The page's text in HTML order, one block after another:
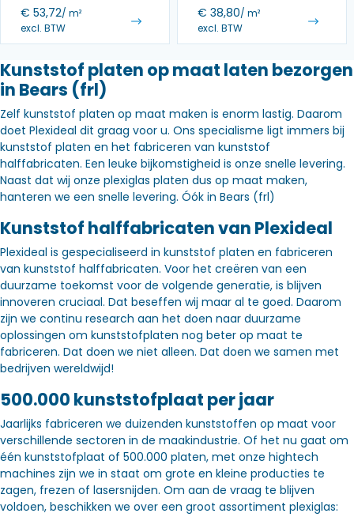
€ 53,72/ m²
excl. BTW
€ 38,80/ m²
excl. BTW
Kunststof platen op maat laten bezorgen
in Bears (frl)
Zelf kunststof platen op maat maken is enorm lastig. Daarom
doet Plexideal dit graag voor u. Ons specialisme ligt immers bij
kunststof platen en het fabriceren van kunststof
halffabricaten. Een leuke bijkomstigheid is onze snelle levering.
Naast dat wij onze plexiglas platen dus op maat maken,
hanteren we een snelle levering. Óók in Bears (frl)
Kunststof halffabricaten van Plexideal
Plexideal is gespecialiseerd in kunststof platen en fabriceren
van kunststof halffabricaten. Voor het creëren van een
duurzame toekomst voor de volgende generatie, is blijven
innoveren cruciaal. Dat beseffen wij maar al te goed. Daarom
zijn we continu research aan het doen naar duurzame
oplossingen om kunststofplaten nog beter op maat te
fabriceren. Dat doen we niet alleen. Dat doen we samen met
bedrijven wereldwijd!
500.000 kunststofplaat per jaar
Jaarlijks fabriceren we duizenden kunststoffen op maat voor
verschillende sectoren in de maakindustrie. Of het nu gaat om
één kunststofplaat of 500.000 platen, met onze hightech
machines zijn we in staat om grote en kleine producties te
zagen, frezen of lasersnijden. Om aan de vraag te blijven
voldoen, beschikken we over een groot assortiment plexiglas: